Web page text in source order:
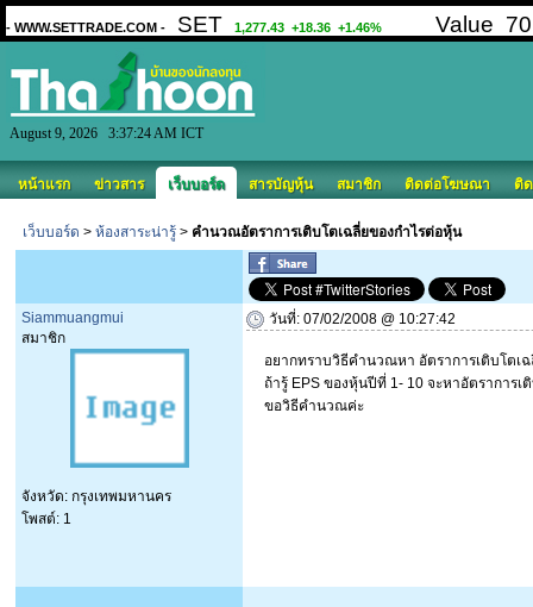
August 9, 2026 3:37:24 AM ICT
หน้าแรก ข่าวสาร เว็บบอร์ด สารบัญหุ้น สมาชิก ติดต่อโฆษณา ติ
เว็บบอร์ด > ห้องสาระน่ารู้ > คำนวณอัตราการเติบโตเฉลี่ยของกำไรต่อหุ้น
Siammuangmui
สมาชิก
จังหวัด: กรุงเทพมหานคร
โพสต์: 1
วันที่: 07/02/2008 @ 10:27:42
อยากทราบวิธีคำนวณหา อัตราการเติบโตเ
ถ้ารู้ EPS ของหุ้นปีที่ 1- 10 จะหาอัตราการเ
ขอวิธีคำนวณค่ะ